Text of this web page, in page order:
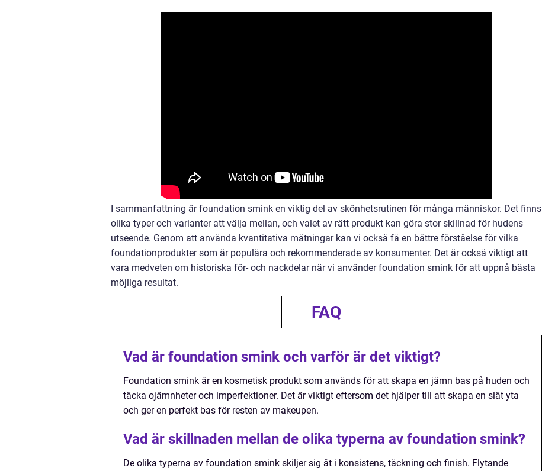
I sammanfattning är foundation smink en viktig del av skönhetsrutinen för många människor. Det finns
olika typer och varianter att välja mellan, och valet av rätt produkt kan göra stor skillnad för hudens
utseende. Genom att använda kvantitativa mätningar kan vi också få en bättre förståelse för vilka
foundationprodukter som är populära och rekommenderade av konsumenter. Det är också viktigt att
vara medveten om historiska för- och nackdelar när vi använder foundation smink för att uppnå bästa
möjliga resultat.
FAQ
Vad är foundation smink och varför är det viktigt?
Foundation smink är en kosmetisk produkt som används för att skapa en jämn bas på huden och
täcka ojämnheter och imperfektioner. Det är viktigt eftersom det hjälper till att skapa en slät yta
och ger en perfekt bas för resten av makeupen.
Vad är skillnaden mellan de olika typerna av foundation smink?
De olika typerna av foundation smink skiljer sig åt i konsistens, täckning och finish. Flytande